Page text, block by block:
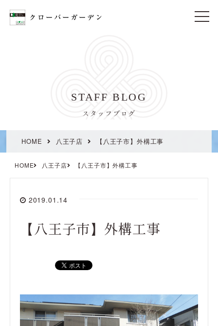
t
STAFF BLOG
スタッフブログ
HOME 八王子店 【八王子市】外構工事
HOME 八王子店 【八王子市】外構工事
2019.01.14
【八王子市】外構工事